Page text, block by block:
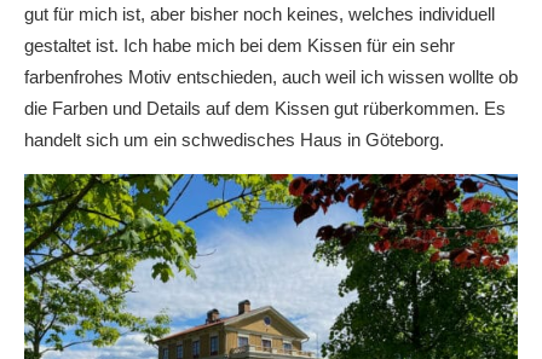
gut für mich ist, aber bisher noch keines, welches individuell
gestaltet ist. Ich habe mich bei dem Kissen für ein sehr
farbenfrohes Motiv entschieden, auch weil ich wissen wollte ob
die Farben und Details auf dem Kissen gut rüberkommen. Es
handelt sich um ein schwedisches Haus in Göteborg.